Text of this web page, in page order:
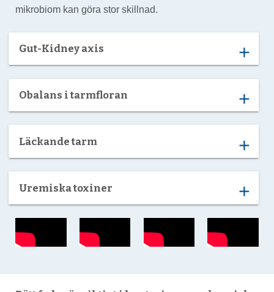
mikrobiom kan göra stor skillnad.
Gut-Kidney axis add
Obalans i tarmfloran add
Läckande tarm add
Uremiska toxiner add